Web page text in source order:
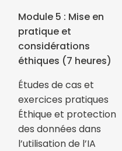
Module 5 : Mise en
pratique et
considérations
éthiques (7 heures)
Études de cas et
exercices pratiques
Éthique et protection
des données dans
l’utilisation de l’IA